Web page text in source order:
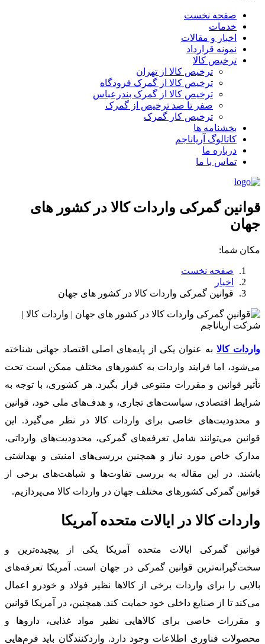
صفحه نخست
خدمات
اخبار و مقالات
نمونه قرارداد
ترخیص کالا
ترخیص کالا از تهران
ترخیص کالا از گمرک فرودگاه
ترخیص کالا از گمرک بندرعباس
صفر تا صد ترخیص از گمرک
ترخیص کار گمرک
بخشنامه ها
کاتالوگ آریاناجم
درباره ما
تماس با ما
قوانین گمرکی واردات کالا در کشور های
جهان
مکان شما:
صفحه نخست
اخبار
قوانین گمرکی واردات کالا در کشور های جهان
واردات کالا به عنوان یکی از پایه‌های اصلی اقتصاد جهانی شناخته
می‌شود، اما فرایند واردات به کشورهای مختلف ممکن است تحت
تأثیر قوانین و مقررات متنوعی قرار بگیرد. هر کشوری، با توجه به
شرایط اقتصادی، سیاست‌های تجاری، و هدف‌های ملی خود، قوانین
و محدودیت‌های خاصی برای واردات کالا در نظر می‌گیرد. این
قوانین می‌توانند شامل تعرفه‌های گمرکی، محدودیت‌های وارداتی،
مدارک خاص مورد نیاز و همچنین بررسی‌های امنیتی و بهداشتی
باشند. در این مقاله به بررسی تفاوت‌ها و شباهت‌های برخی از
قوانین گمرکی کشورهای مختلف جهان در واردات کالا می‌پردازیم.
واردات کالا در ایالات متحده آمریکا
قوانین گمرکی ایالات متحده آمریکا یکی از پیچیده‌ترین و
سخت‌گیرانه‌ترین قوانین گمرکی در جهان است. آمریکا تعرفه‌های
بالایی را برای واردات برخی از کالاها نظیر فولاد و خودرو اعمال
می‌کند تا از صنایع داخلی خود حمایت کند. همچنین، در آمریکا قوانین
و مقررات خاصی برای کالاهایی نظیر مواد غذایی، داروها و
محصولات فناوری اطلاعات وجود دارد. واردکنندگان باید فرم‌هایی